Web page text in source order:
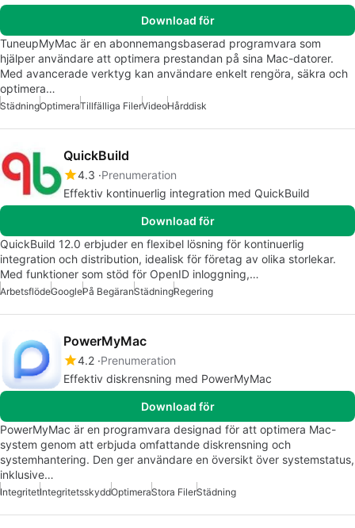
Download för
TuneupMyMac är en abonnemangsbaserad programvara som
hjälper användare att optimera prestandan på sina Mac-datorer.
Med avancerade verktyg kan användare enkelt rengöra, säkra och
optimera…
StädningOptimeraTillfälliga FilerVideoHårddisk
QuickBuild
4.3 Prenumeration
Effektiv kontinuerlig integration med QuickBuild
Download för
QuickBuild 12.0 erbjuder en flexibel lösning för kontinuerlig
integration och distribution, idealisk för företag av olika storlekar.
Med funktioner som stöd för OpenID inloggning,…
ArbetsflödeGooglePå BegäranStädningRegering
PowerMyMac
4.2 Prenumeration
Effektiv diskrensning med PowerMyMac
Download för
PowerMyMac är en programvara designad för att optimera Mac-
system genom att erbjuda omfattande diskrensning och
systemhantering. Den ger användare en översikt över systemstatus,
inklusive…
IntegritetIntegritetsskyddOptimeraStora FilerStädning